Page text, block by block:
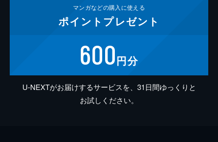
マンガなどの購入に使える
ポイント プレゼント
600円分
U-NEXTがお届けするサービスを、31日間ゆっくりと
お試しください。